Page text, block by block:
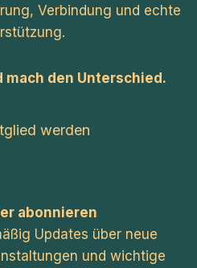
Verbindung und echte
den Unterschied.
werden
abonnieren
Updates über neue
und wichtige